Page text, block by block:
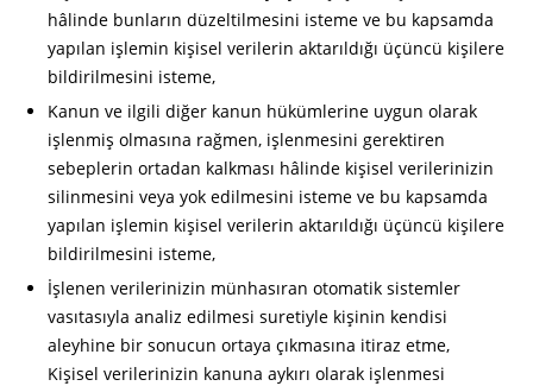
hâlinde bunların düzeltilmesini isteme ve bu kapsamda
yapılan işlemin kişisel verilerin aktarıldığı üçüncü kişilere
bildirilmesini isteme,
Kanun ve ilgili diğer kanun hükümlerine uygun olarak
işlenmiş olmasına rağmen, işlenmesini gerektiren
sebeplerin ortadan kalkması hâlinde kişisel verilerinizin
silinmesini veya yok edilmesini isteme ve bu kapsamda
yapılan işlemin kişisel verilerin aktarıldığı üçüncü kişilere
bildirilmesini isteme,
İşlenen verilerinizin münhasıran otomatik sistemler
vasıtasıyla analiz edilmesi suretiyle kişinin kendisi
aleyhine bir sonucun ortaya çıkmasına itiraz etme,
Kişisel verilerinizin kanuna aykırı olarak işlenmesi